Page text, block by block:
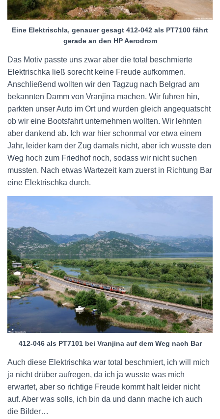
Eine Elektrischla, genauer gesagt 412-042 als PT7100 fährt
gerade an den HP Aerodrom
Das Motiv passte uns zwar aber die total beschmierte
Elektrischka ließ sorecht keine Freude aufkommen.
Anschließend wollten wir den Tagzug nach Belgrad am
bekannten Damm von Vranjina machen. Wir fuhren hin,
parkten unser Auto im Ort und wurden gleich angequatscht
ob wir eine Bootsfahrt unternehmen wollten. Wir lehnten
aber dankend ab. Ich war hier schonmal vor etwa einem
Jahr, leider kam der Zug damals nicht, aber ich wusste den
Weg hoch zum Friedhof noch, sodass wir nicht suchen
mussten. Nach etwas Wartezeit kam zuerst in Richtung Bar
eine Elektrischka durch.
412-046 als PT7101 bei Vranjina auf dem Weg nach Bar
Auch diese Elektrischka war total beschmiert, ich will mich
ja nicht drüber aufregen, da ich ja wusste was mich
erwartet, aber so richtige Freude kommt halt leider nicht
auf. Aber was solls, ich bin da und dann mache ich auch
die Bilder…